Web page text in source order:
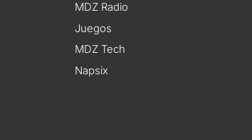
MDZ Radio
Juegos
MDZ Tech
Napsix